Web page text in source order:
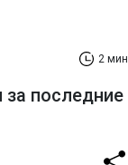
2 мин
за последние